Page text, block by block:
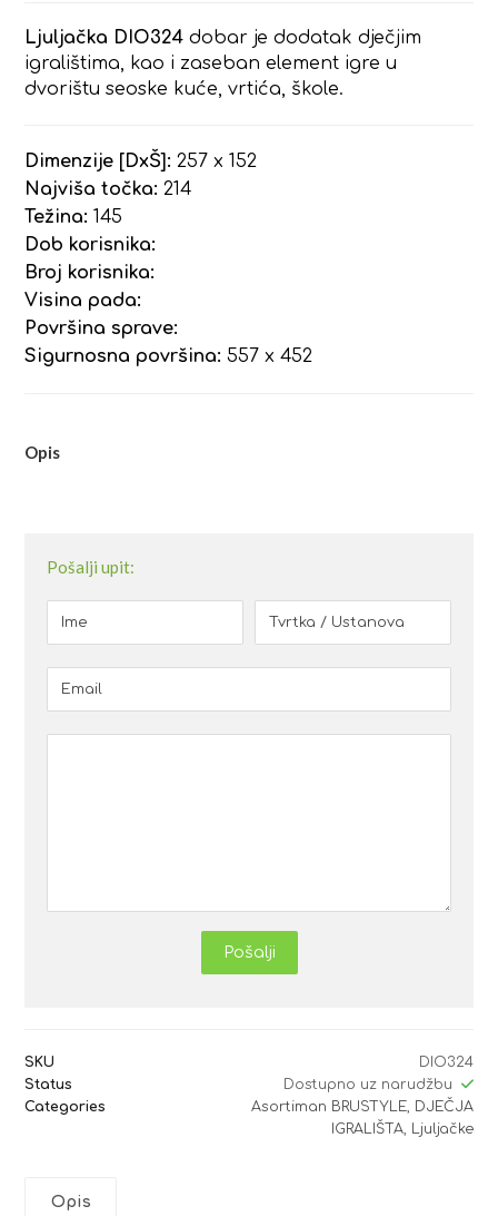
Ljuljačka DIO324 dobar je dodatak dječjim
igralištima, kao i zaseban element igre u
dvorištu seoske kuće, vrtića, škole.
Dimenzije [DxŠ]: 257 x 152
Najviša točka:214
Težina: 145
Dob korisnika:
Broj korisnika:
Visina pada:
Površina sprave:
Sigurnosna površina: 557 x 452
Opis
Pošalji upit:
Pošalji
SKU
DIO324
Status
Dostupno uz narudžbu
Categories
Asortiman BRUSTYLE, DJEČJA
IGRALIŠTA, Ljuljačke
Opis